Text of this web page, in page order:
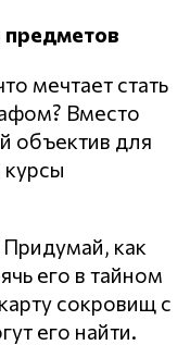
предметов
мечтает стать
Вместо
объектив для
Придумай, как
его в тайном
сокровищ с
его найти.